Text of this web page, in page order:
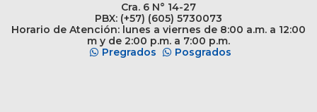
Cra. 6 N° 14-27
PBX: (+57) (605) 5730073
Horario de Atención: lunes a viernes de 8:00 a.m. a 12:00
m y de 2:00 p.m. a 7:00 p.m.
Pregrados
Posgrados